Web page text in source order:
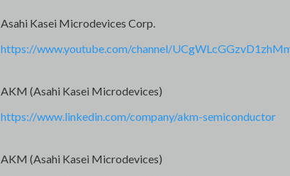
Asahi Kasei Microdevices Corp.
https://www.youtube.com/channel/
AKM (Asahi Kasei Microdevices)
https://www.linkedin.com/company/akm-semiconductor
AKM (Asahi Kasei Microdevices)